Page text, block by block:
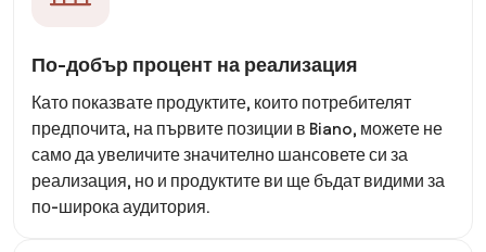
По-добър процент на реализация
Като показвате продуктите, които потребителят
предпочита, на първите позиции в Biano, можете не
само да увеличите значително шансовете си за
реализация, но и продуктите ви ще бъдат видими за
по-широка аудитория.